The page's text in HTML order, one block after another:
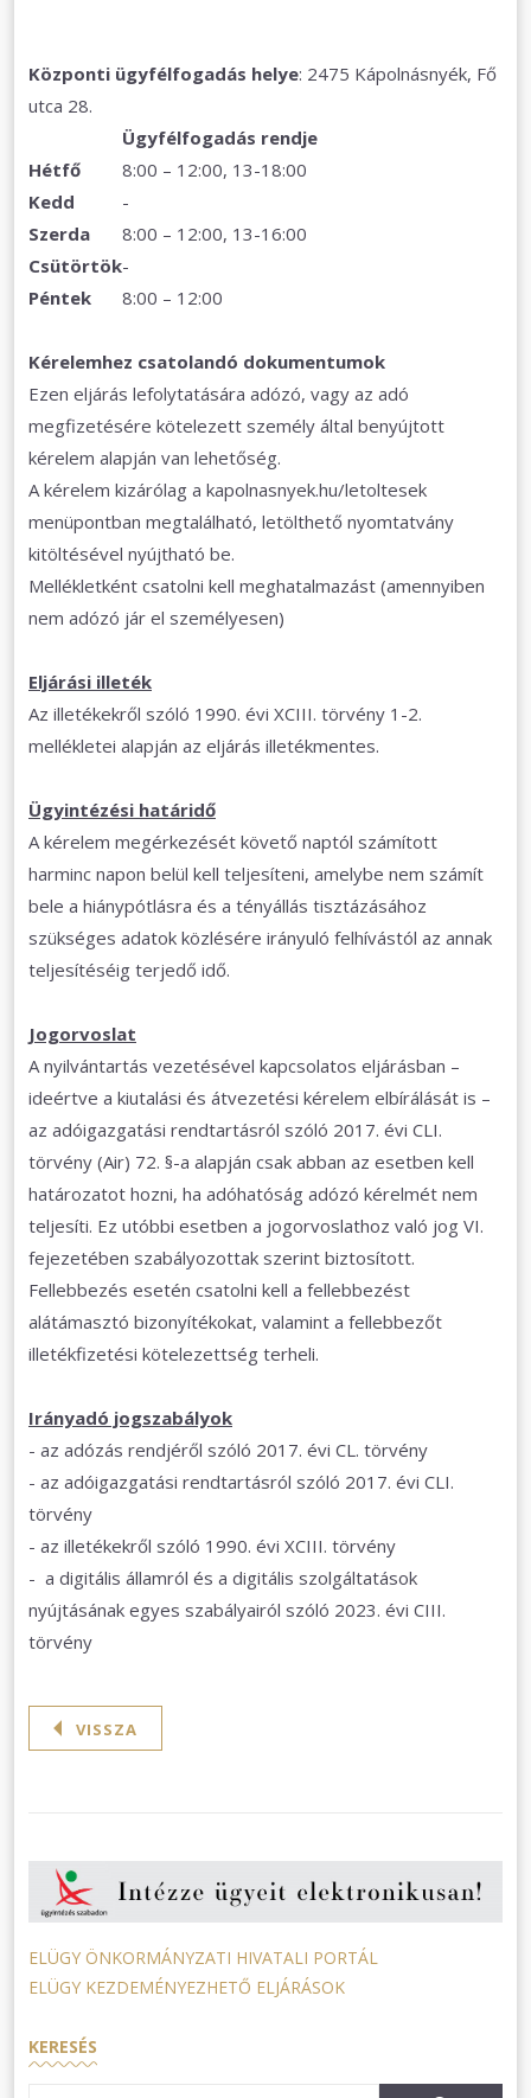
Központi ügyfélfogadás helye: 2475 Kápolnásnyék, Fő
utca 28.
Ügyfélfogadás rendje
Hétfő
8:00 – 12:00, 13-18:00
Kedd
-
Szerda
8:00 – 12:00, 13-16:00
Csütörtök-
Péntek
8:00 – 12:00
Kérelemhez csatolandó dokumentumok
Ezen eljárás lefolytatására adózó, vagy az adó
megfizetésére kötelezett személy által benyújtott
kérelem alapján van lehetőség.
A kérelem kizárólag a kapolnasnyek.hu/letoltesek
menüpontban megtalálható, letölthető nyomtatvány
kitöltésével nyújtható be.
Mellékletként csatolni kell meghatalmazást (amennyiben
nem adózó jár el személyesen)
Eljárási illeték
Az illetékekről szóló 1990. évi XCIII. törvény 1-2.
mellékletei alapján az eljárás illetékmentes.
Ügyintézési határidő
A kérelem megérkezését követő naptól számított
harminc napon belül kell teljesíteni, amelybe nem számít
bele a hiánypótlásra és a tényállás tisztázásához
szükséges adatok közlésére irányuló felhívástól az annak
teljesítéséig terjedő idő.
Jogorvoslat
A nyilvántartás vezetésével kapcsolatos eljárásban –
ideértve a kiutalási és átvezetési kérelem elbírálását is –
az adóigazgatási rendtartásról szóló 2017. évi CLI.
törvény (Air) 72. §-a alapján csak abban az esetben kell
határozatot hozni, ha adóhatóság adózó kérelmét nem
teljesíti. Ez utóbbi esetben a jogorvoslathoz való jog VI.
fejezetében szabályozottak szerint biztosított.
Fellebbezés esetén csatolni kell a fellebbezést
alátámasztó bizonyítékokat, valamint a fellebbezőt
illetékfizetési kötelezettség terheli.
Irányadó jogszabályok
- az adózás rendjéről szóló 2017. évi CL. törvény
- az adóigazgatási rendtartásról szóló 2017. évi CLI.
törvény
- az illetékekről szóló 1990. évi XCIII. törvény
- a digitális államról és a digitális szolgáltatások
nyújtásának egyes szabályairól szóló 2023. évi CIII.
törvény
VISSZA
ELÜGY ÖNKORMÁNYZATI HIVATALI PORTÁL
ELÜGY KEZDEMÉNYEZHETŐ ELJÁRÁSOK
KERESÉS